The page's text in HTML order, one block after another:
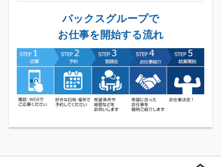
バックスグループで
お仕事を開始する流れ